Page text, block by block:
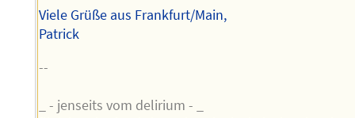
Viele Grüße aus Frankfurt/Main,
Patrick
--
_ - jenseits vom delirium - _